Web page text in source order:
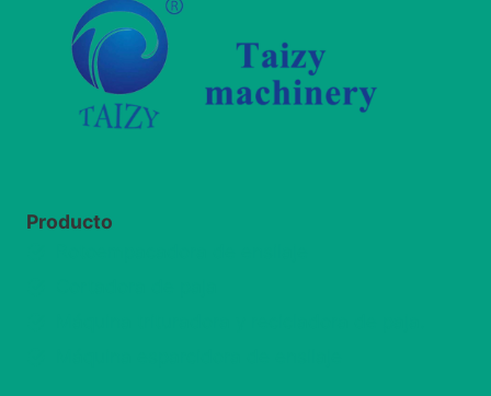
Producto